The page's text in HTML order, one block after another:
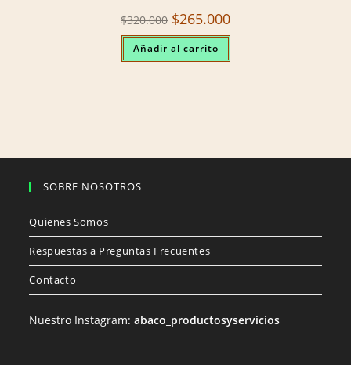
$320.000 Original
price
was:
$320.000.
$265.000Current
is:
Añadir al carrito
SOBRE NOSOTROS
Quienes Somos
Respuestas a Preguntas Frecuentes
Contacto
Nuestro Instagram:abaco_productosyservicios